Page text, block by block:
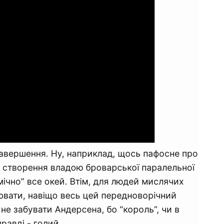
Ну, наприклад, щось пафосне про
владою броварської паралельної
все окей. Втім, для людей мислячих
навіщо весь цей передноворічний
забувати Андерсена, бо “король”, чи в